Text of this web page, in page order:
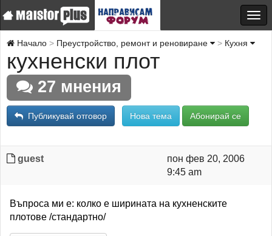
Начало Преустройство, ремонт и реновиране Кухня
кухненски плот
27 мнения
Публикувай отговор Нова тема Абонирай се
guest
пон фев 20, 2006
9:45 am
Въпроса ми е: колко е ширината на кухненските
плотове /стандартно/